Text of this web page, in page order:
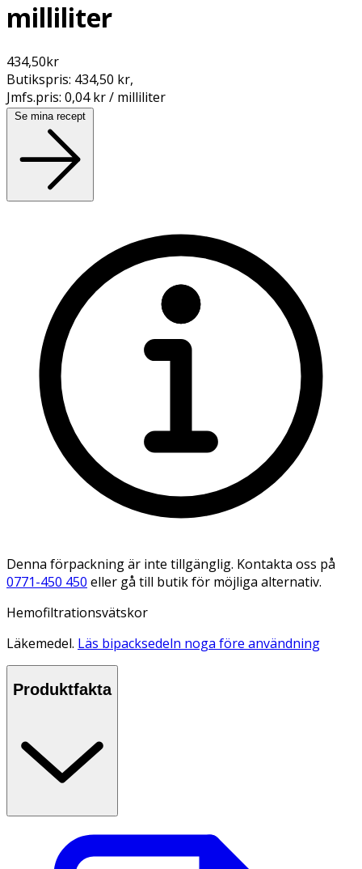
milliliter
434,50kr
Butikspris: 434,50 kr,
Jmfs.pris: 0,04 kr / milliliter
Se mina recept
Denna förpackning är inte tillgänglig. Kontakta oss på
0771-450 450 eller gå till butik för möjliga alternativ.
Hemofiltrationsvätskor
Läkemedel. Läs bipacksedeln noga före användning
Produktfakta